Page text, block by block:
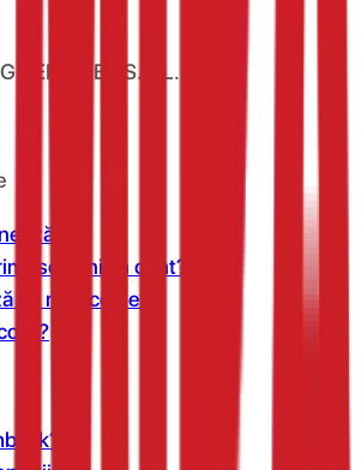
SERVICES S.R.L.
banii în cont?
cu reducerile?